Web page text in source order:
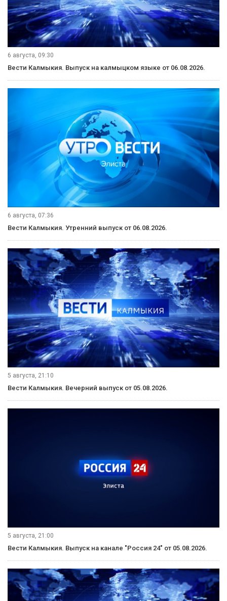
6 августа, 09:30
Вести Калмыкия. Выпуск на калмыцком языке от 06.08.2026.
6 августа, 07:36
Вести Калмыкия. Утренний выпуск от 06.08.2026.
5 августа, 21:10
Вести Калмыкия. Вечерний выпуск от 05.08.2026.
5 августа, 21:00
Вести Калмыкия. Выпуск на канале "Россия 24" от 05.08.2026.